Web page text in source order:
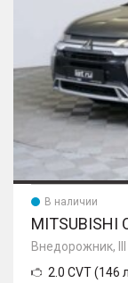
В наличии
MITSUBISHI
Внедорожник,
2.0 CVT (146